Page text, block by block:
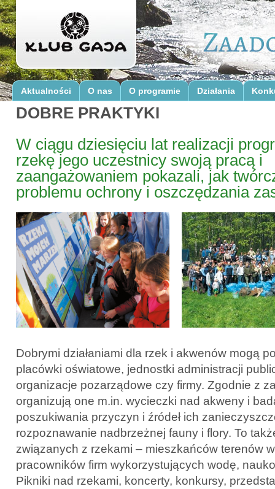
Aktualności O nas O programie Działania
DOBRE PRAKTYKI
W ciągu dziesięciu lat realizacji
rzekę jego uczestnicy swoją pracą i
zaangażowaniem pokazali, jak
problemu ochrony i oszczędzania
Dobrymi działaniami dla rzek i akwenów mogą
placówki oświatowe, jednostki administracji
organizacje pozarządowe czy firmy. Zgodnie z
organizują one m.in. wycieczki nad akweny i
poszukiwania przyczyn i źródeł ich
rozpoznawanie nadbrzeżnej fauny i flory. To
związanych z rzekami – mieszkańców terenów
pracowników firm wykorzystujących wodę,
Pikniki nad rzekami, koncerty, konkursy,